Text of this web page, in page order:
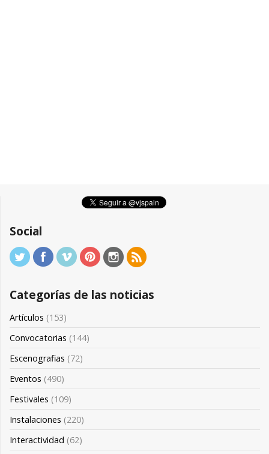
Social
Categorías de las noticias
Artículos (153)
Convocatorias (144)
Escenografias (72)
Eventos (490)
Festivales (109)
Instalaciones (220)
Interactividad (62)